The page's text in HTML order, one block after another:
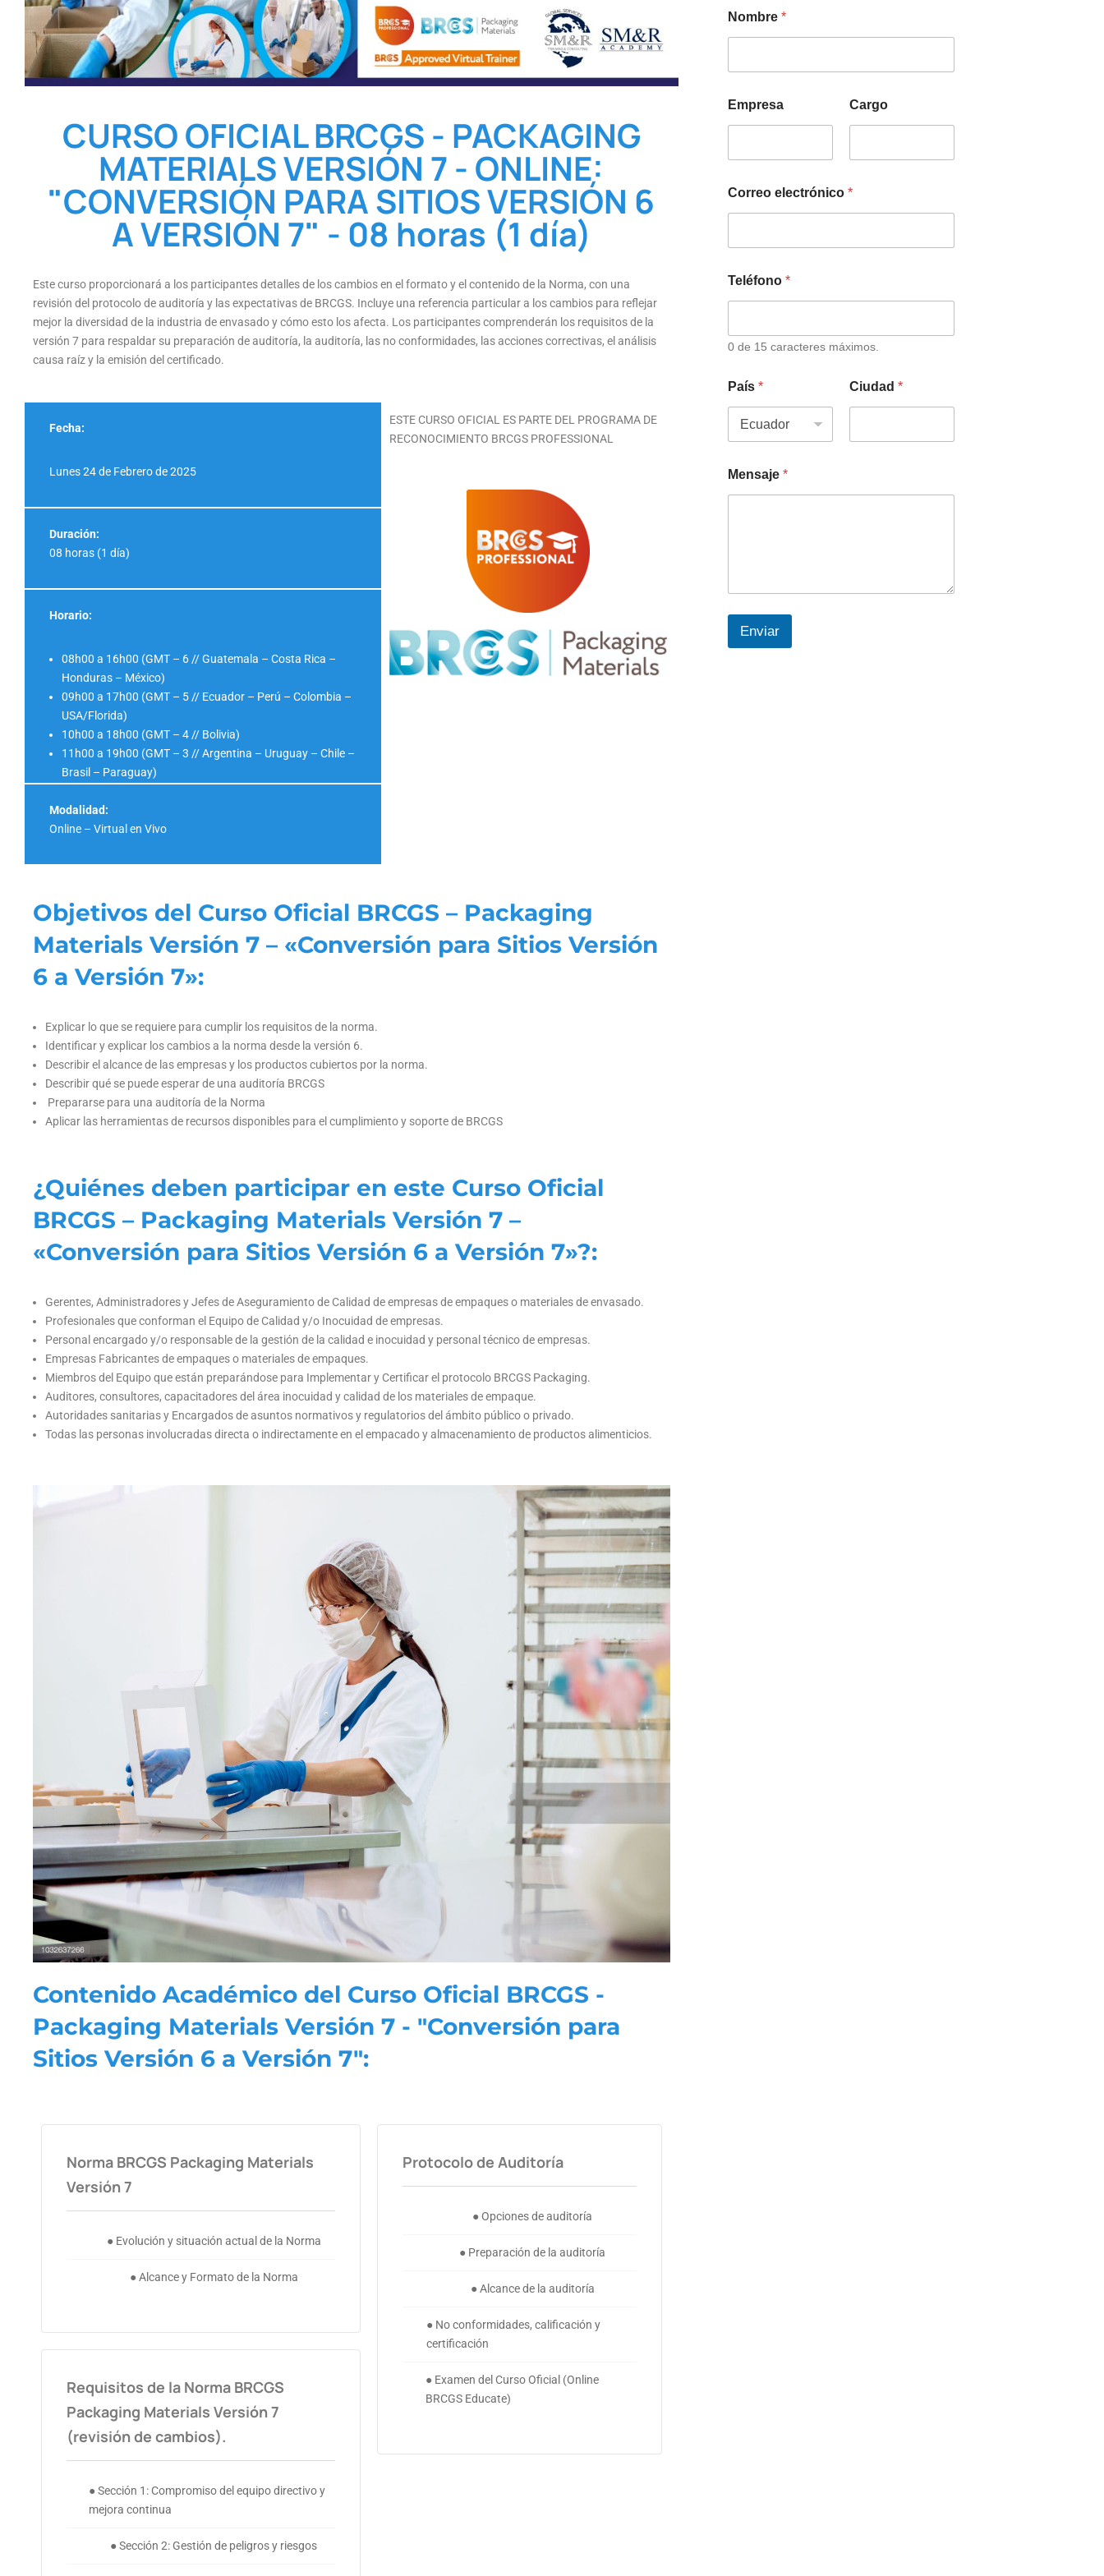
CURSO OFICIAL BRCGS - PACKAGING
MATERIALS VERSIÓN 7 - ONLINE:
"CONVERSIÓN PARA SITIOS VERSIÓN 6
A VERSIÓN 7" - 08 horas (1 día)
Este curso proporcionará a los participantes detalles de los cambios en el formato y el contenido de la Norma, con una
revisión del protocolo de auditoría y las expectativas de BRCGS. Incluye una referencia particular a los cambios para reflejar
mejor la diversidad de la industria de envasado y cómo esto los afecta. Los participantes comprenderán los requisitos de la
versión 7 para respaldar su preparación de auditoría, la auditoría, las no conformidades, las acciones correctivas, el análisis
causa raíz y la emisión del certificado.
Fecha:
Lunes 24 de Febrero de 2025
Duración:
08 horas (1 día)
Horario:
08h00 a 16h00 (GMT – 6 // Guatemala – Costa Rica –
Honduras – México)
09h00 a 17h00 (GMT – 5 // Ecuador – Perú – Colombia –
USA/Florida)
10h00 a 18h00 (GMT – 4 // Bolivia)
11h00 a 19h00 (GMT – 3 // Argentina – Uruguay – Chile –
Brasil – Paraguay)
Modalidad:
Online – Virtual en Vivo
ESTE CURSO OFICIAL ES PARTE DEL PROGRAMA DE
RECONOCIMIENTO BRCGS PROFESSIONAL
Objetivos del Curso Oficial BRCGS – Packaging
Materials Versión 7 – «Conversión para Sitios Versión
6 a Versión 7»:
Explicar lo que se requiere para cumplir los requisitos de la norma.
Identificar y explicar los cambios a la norma desde la versión 6.
Describir el alcance de las empresas y los productos cubiertos por la norma.
Describir qué se puede esperar de una auditoría BRCGS
Prepararse para una auditoría de la Norma
Aplicar las herramientas de recursos disponibles para el cumplimiento y soporte de BRCGS
¿Quiénes deben participar en este Curso Oficial
BRCGS – Packaging Materials Versión 7 –
«Conversión para Sitios Versión 6 a Versión 7»?:
Gerentes, Administradores y Jefes de Aseguramiento de Calidad de empresas de empaques o materiales de envasado.
Profesionales que conforman el Equipo de Calidad y/o Inocuidad de empresas.
Personal encargado y/o responsable de la gestión de la calidad e inocuidad y personal técnico de empresas.
Empresas Fabricantes de empaques o materiales de empaques.
Miembros del Equipo que están preparándose para Implementar y Certificar el protocolo BRCGS Packaging.
Auditores, consultores, capacitadores del área inocuidad y calidad de los materiales de empaque.
Autoridades sanitarias y Encargados de asuntos normativos y regulatorios del ámbito público o privado.
Todas las personas involucradas directa o indirectamente en el empacado y almacenamiento de productos alimenticios.
Contenido Académico del Curso Oficial BRCGS -
Packaging Materials Versión 7 - "Conversión para
Sitios Versión 6 a Versión 7":
Norma BRCGS Packaging Materials
Versión 7
● Evolución y situación actual de la Norma
● Alcance y Formato de la Norma
Requisitos de la Norma BRCGS
Packaging Materials Versión 7
(revisión de cambios).
● Sección 1: Compromiso del equipo directivo y
mejora continua
● Sección 2: Gestión de peligros y riesgos
Protocolo de Auditoría
● Opciones de auditoría
● Preparación de la auditoría
● Alcance de la auditoría
● No conformidades, calificación y
certificación
● Examen del Curso Oficial (Online
BRCGS Educate)
Nombre *
Empresa Cargo
Correo electrónico *
Teléfono *
0 de 15 caracteres máximos.
País * Ciudad *
Mensaje *
Enviar